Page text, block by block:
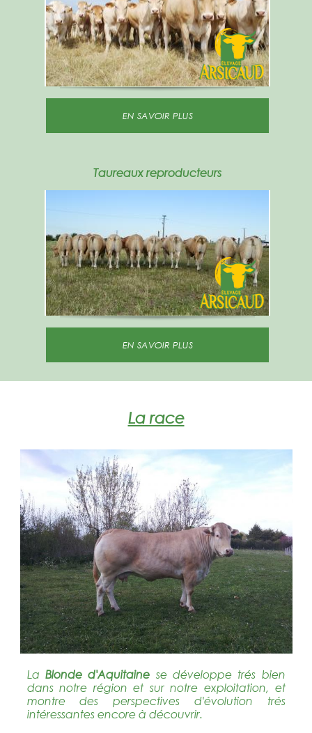
EN SAVOIR PLUS
Taureaux reproducteurs
EN SAVOIR PLUS
La race
La Blonde d'Aquitaine se développe trés bien
dans notre région et sur notre exploitation, et
montre des perspectives d'évolution trés
intéressantes encore à découvrir.